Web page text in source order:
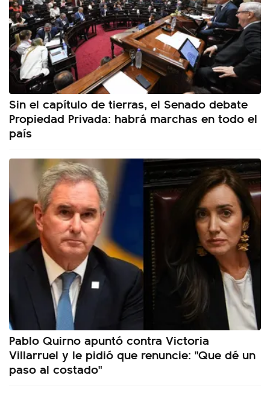
Sin el capítulo de tierras, el Senado debate
Propiedad Privada: habrá marchas en todo el
país
Pablo Quirno apuntó contra Victoria
Villarruel y le pidió que renuncie: "Que dé un
paso al costado"